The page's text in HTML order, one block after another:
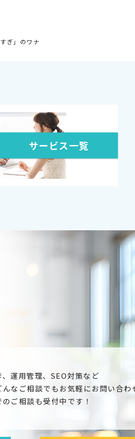
ぎ」のワナ
サービス一覧
運用管理、SEO対策など
なご相談でもお気軽にお問い合わ
ご相談も受付中です！